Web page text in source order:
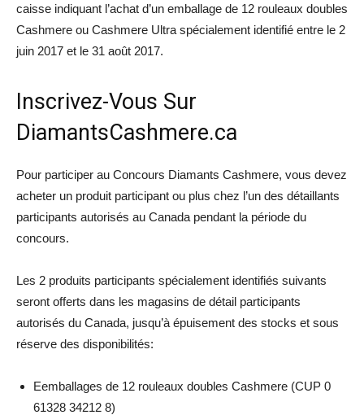
caisse indiquant l’achat d’un emballage de 12 rouleaux doubles
Cashmere ou Cashmere Ultra spécialement identifié entre le 2
juin 2017 et le 31 août 2017.
Inscrivez-Vous Sur
DiamantsCashmere.ca
Pour participer au Concours Diamants Cashmere, vous devez
acheter un produit participant ou plus chez l’un des détaillants
participants autorisés au Canada pendant la période du
concours.
Les 2 produits participants spécialement identifiés suivants
seront offerts dans les magasins de détail participants
autorisés du Canada, jusqu’à épuisement des stocks et sous
réserve des disponibilités:
Eemballages de 12 rouleaux doubles Cashmere (CUP 0
61328 34212 8)